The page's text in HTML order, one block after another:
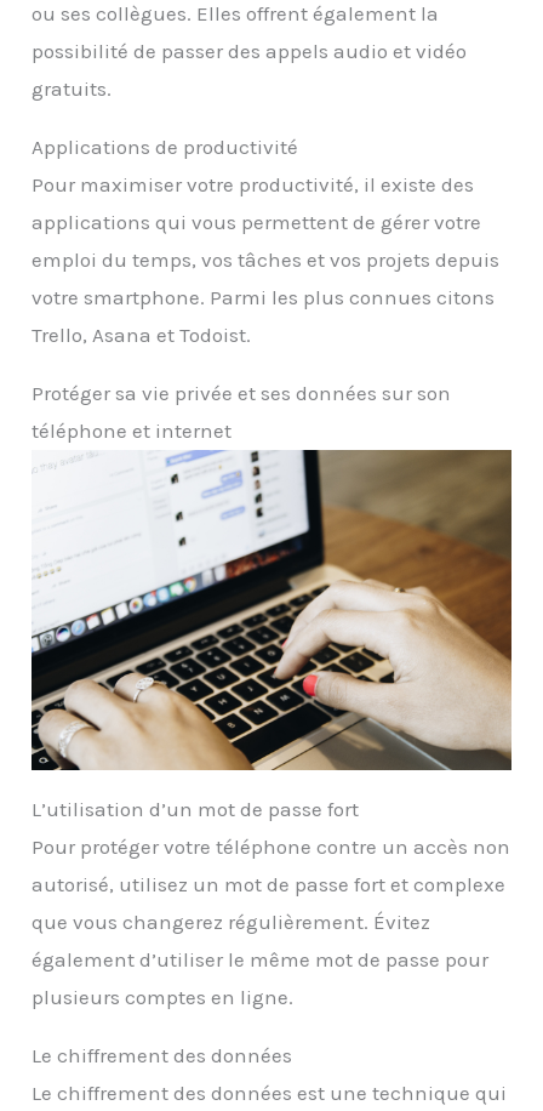
ou ses collègues. Elles offrent également la
possibilité de passer des appels audio et vidéo
gratuits.
Applications de productivité
Pour maximiser votre productivité, il existe des
applications qui vous permettent de gérer votre
emploi du temps, vos tâches et vos projets depuis
votre smartphone. Parmi les plus connues citons
Trello, Asana et Todoist.
Protéger sa vie privée et ses données sur son
téléphone et internet
L’utilisation d’un mot de passe fort
Pour protéger votre téléphone contre un accès non
autorisé, utilisez un mot de passe fort et complexe
que vous changerez régulièrement. Évitez
également d’utiliser le même mot de passe pour
plusieurs comptes en ligne.
Le chiffrement des données
Le chiffrement des données est une technique qui